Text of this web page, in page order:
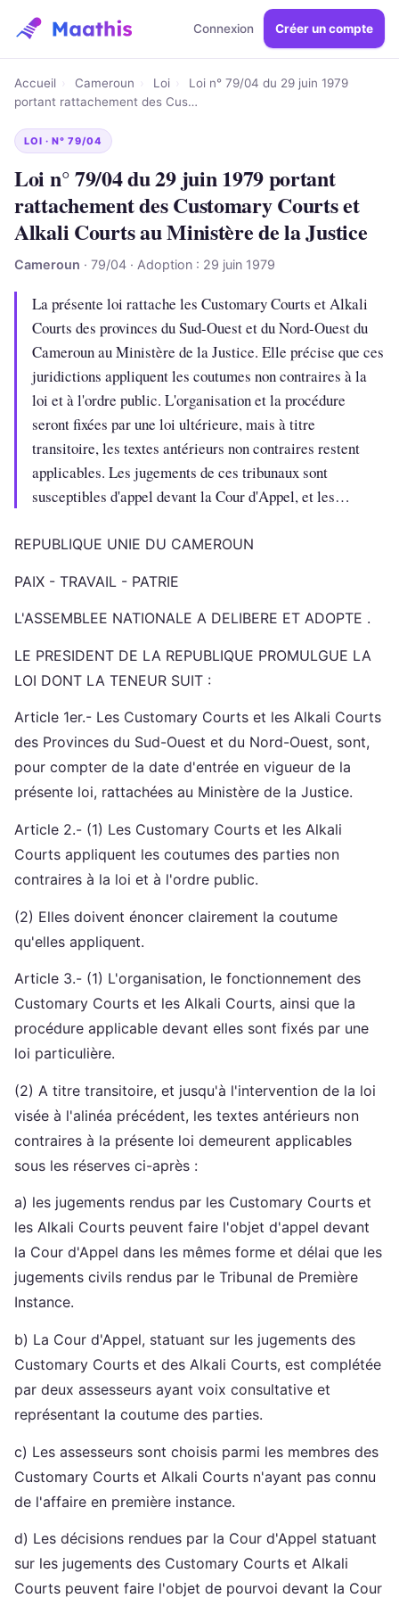
Connexion Créer un compte
Accueil Cameroun Loi
Loi n° 79/04 du 29 juin 1979
portant rattachement des Cus…
LOI · N° 79/04
Loi n° 79/04 du 29 juin 1979 portant
rattachement des Customary Courts et
Alkali Courts au Ministère de la Justice
Cameroun · 79/04 · Adoption : 29 juin 1979
La présente loi rattache les Customary Courts et Alkali
Courts des provinces du Sud-Ouest et du Nord-Ouest du
Cameroun au Ministère de la Justice. Elle précise que ces
juridictions appliquent les coutumes non contraires à la
loi et à l'ordre public. L'organisation et la procédure
seront fixées par une loi ultérieure, mais à titre
transitoire, les textes antérieurs non contraires restent
applicables. Les jugements de ces tribunaux sont
susceptibles d'appel devant la Cour d'Appel, et les…
REPUBLIQUE UNIE DU CAMEROUN
PAIX - TRAVAIL - PATRIE
L'ASSEMBLEE NATIONALE A DELIBERE ET ADOPTE .
LE PRESIDENT DE LA REPUBLIQUE PROMULGUE LA
LOI DONT LA TENEUR SUIT :
Article 1er.- Les Customary Courts et les Alkali Courts
des Provinces du Sud-Ouest et du Nord-Ouest, sont,
pour compter de la date d'entrée en vigueur de la
présente loi, rattachées au Ministère de la Justice.
Article 2.- (1) Les Customary Courts et les Alkali
Courts appliquent les coutumes des parties non
contraires à la loi et à l'ordre public.
(2) Elles doivent énoncer clairement la coutume
qu'elles appliquent.
Article 3.- (1) L'organisation, le fonctionnement des
Customary Courts et les Alkali Courts, ainsi que la
procédure applicable devant elles sont fixés par une
loi particulière.
(2) A titre transitoire, et jusqu'à l'intervention de la loi
visée à l'alinéa précédent, les textes antérieurs non
contraires à la présente loi demeurent applicables
sous les réserves ci-après :
a) les jugements rendus par les Customary Courts et
les Alkali Courts peuvent faire l'objet d'appel devant
la Cour d'Appel dans les mêmes forme et délai que les
jugements civils rendus par le Tribunal de Première
Instance.
b) La Cour d'Appel, statuant sur les jugements des
Customary Courts et des Alkali Courts, est complétée
par deux assesseurs ayant voix consultative et
représentant la coutume des parties.
c) Les assesseurs sont choisis parmi les membres des
Customary Courts et Alkali Courts n'ayant pas connu
de l'affaire en première instance.
d) Les décisions rendues par la Cour d'Appel statuant
sur les jugements des Customary Courts et Alkali
Courts peuvent faire l'objet de pourvoi devant la Cour